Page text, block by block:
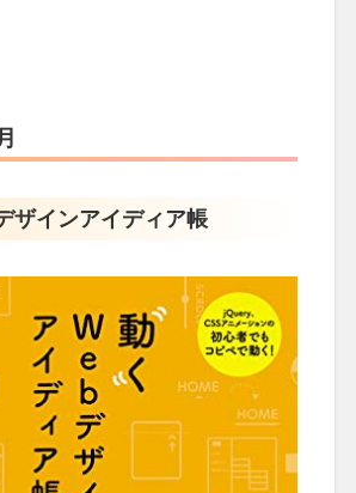
ザインアイディア帳